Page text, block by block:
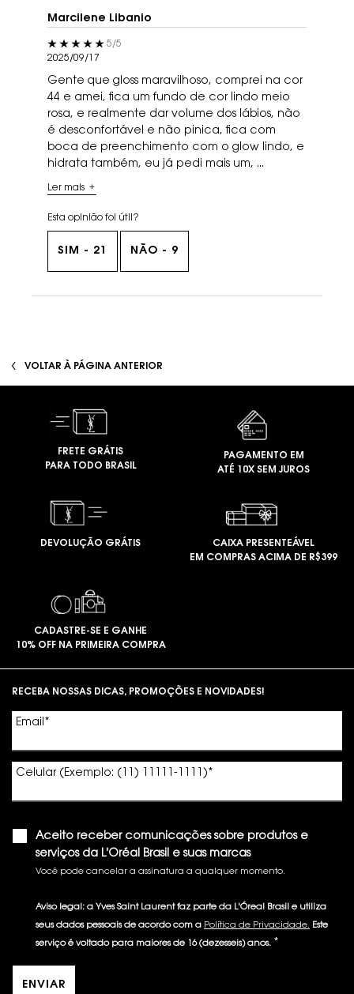
Marcilene Libanio
5 out of 5 stars.5/5
2025/09/17
Gente que gloss maravilhoso, comprei na cor
44 e amei, fica um fundo de cor lindo meio
rosa, e realmente dar volume dos lábios, não
é desconfortável e não pinica, fica com
boca de preenchimento com o glow lindo, e
hidrata também, eu já pedi mais um, ...
Ler mais
Esta opinião foi útil?
SIM - 21 NÃO - 9
VOLTAR À PÁGINA ANTERIOR
FRETE GRÁTIS
PARA TODO BRASIL
PAGAMENTO EM
ATÉ 10X SEM JUROS
DEVOLUÇÃO GRÁTIS
CAIXA PRESENTEÁVEL
EM COMPRAS ACIMA DE R$399
CADASTRE-SE E GANHE
10% OFF NA PRIMEIRA COMPRA
RECEBA NOSSAS DICAS, PROMOÇÕES E NOVIDADES!
Email *
Celular (Exemplo: (11) 11111-1111) *
Aceito receber comunicações sobre produtos e
serviços da L'Oréal Brasil e suas marcas
Você pode cancelar a assinatura a qualquer momento.​
Aviso legal: a Yves Saint Laurent faz parte da L'Óreal Brasil e utiliza
seus dados pessoais de acordo com a Política de Privacidade. Este
serviço é voltado para maiores de 16 (dezesseis) anos. *
ENVIAR